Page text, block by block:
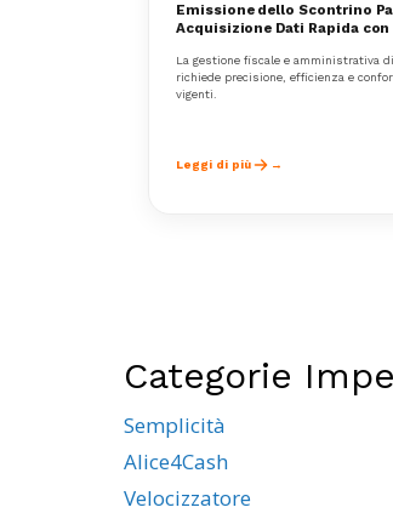
Emissione dello Scontrino
Acquisizione Dati Rapida
La gestione fiscale e amministrativa
richiede precisione, efficienza e
vigenti.
Leggi di più
Categorie
Semplicità
Alice4Cash
Velocizzatore